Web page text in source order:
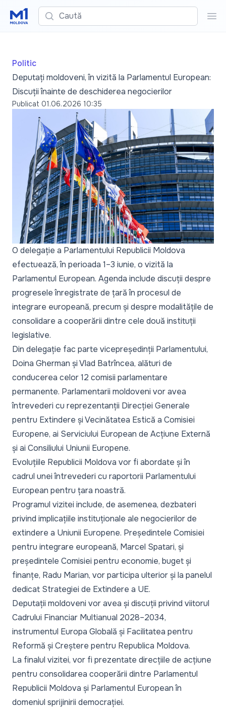
Caută
Politic
Deputați moldoveni, în vizită la Parlamentul European:
Discuții înainte de deschiderea negocierilor
Publicat 01.06.2026 10:35
O delegație a Parlamentului Republicii Moldova
efectuează, în perioada 1–3 iunie, o vizită la
Parlamentul European. Agenda include discuții despre
progresele înregistrate de țară în procesul de
integrare europeană, precum și despre modalitățile de
consolidare a cooperării dintre cele două instituții
legislative.
Din delegație fac parte vicepreședinții Parlamentului,
Doina Gherman și Vlad Batrîncea, alături de
conducerea celor 12 comisii parlamentare
permanente. Parlamentarii moldoveni vor avea
întrevederi cu reprezentanții Direcției Generale
pentru Extindere și Vecinătatea Estică a Comisiei
Europene, ai Serviciului European de Acțiune Externă
și ai Consiliului Uniunii Europene.
Evoluțiile Republicii Moldova vor fi abordate și în
cadrul unei întrevederi cu raportorii Parlamentului
European pentru țara noastră.
Programul vizitei include, de asemenea, dezbateri
privind implicațiile instituționale ale negocierilor de
extindere a Uniunii Europene. Președintele Comisiei
pentru integrare europeană, Marcel Spatari, și
președintele Comisiei pentru economie, buget și
finanțe, Radu Marian, vor participa ulterior și la panelul
dedicat Strategiei de Extindere a UE.
Deputații moldoveni vor avea și discuții privind viitorul
Cadrului Financiar Multianual 2028–2034,
instrumentul Europa Globală și Facilitatea pentru
Reformă și Creștere pentru Republica Moldova.
La finalul vizitei, vor fi prezentate direcțiile de acțiune
pentru consolidarea cooperării dintre Parlamentul
Republicii Moldova și Parlamentul European în
domeniul sprijinirii democrației.